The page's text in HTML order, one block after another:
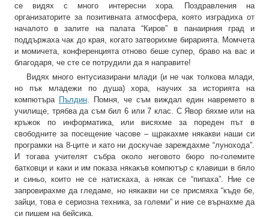
се видях с много интересни хора. Поздравления на
организаторите за позитивната атмосфера, която изградиха от
началото в залите на палата “Киров” в панаирния град и
поддържаха чак до края, когато затворихме бирарията. Момчета
и момичета, конференцията отново беше супер, браво на вас и
благодаря, че сте се потрудили да я направите!
Видях много ентусиазирани млади (и не чак толкова млади,
но пък младежи по душа) хора, научих за историята на
компютъра ‪‎Пълдин‬. Помня, че съм виждал един навремето в
училище, трябва да съм бил 6 или 7 клас. С Явор бяхме или на
кръжок по информатика, или висяхме за пореден път в
свободните за посещение часове – щракахме някакви наши си
програмки на 8-ците и като ни доскучае зареждахме “лунохода”.
И тогава учителят събра около неговото бюро по-големите
батковци и каки и им показа някакъв компютър с клавиши в бяло
и синьо, които не се натискаха, а някак се “пипаха”. Ние се
запровирахме да гледаме, но някакви ни се присмяха “къде бе,
зайци, това е сериозна техника, за големи” и ние се върнахме да
си пишем на бейсика.